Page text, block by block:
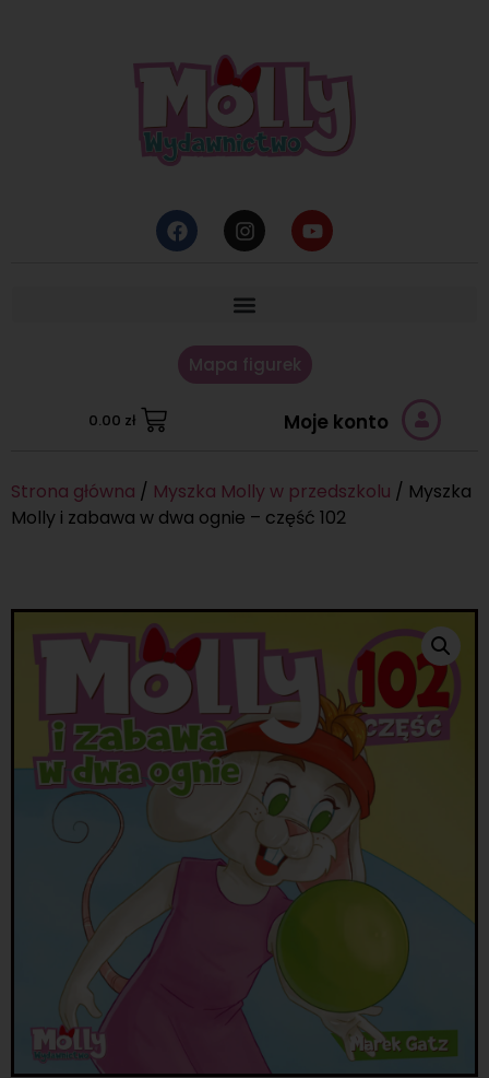
Mapa figurek
0.00 zł Moje konto
Strona główna / Myszka Molly w przedszkolu / Myszka
Molly i zabawa w dwa ognie – część 102